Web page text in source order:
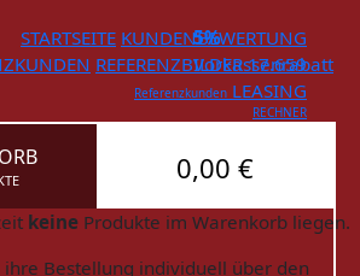
STARTSEITE KUNDENBEWERTUNG
REFERENZBILDER 17.659
Referenzkunden LEASING
RECHNER
0,00 €
keine Produkte im Warenkorb liegen.
ihre Bestellung individuell über den
5%
Vorkassenrabatt